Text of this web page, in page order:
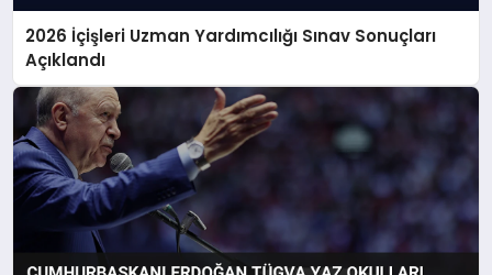
2026 İçişleri Uzman Yardımcılığı Sınav Sonuçları
Açıklandı